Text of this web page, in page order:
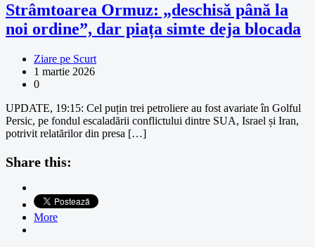
Strâmtoarea Ormuz: „deschisă până la
noi ordine”, dar piața simte deja blocada
Ziare pe Scurt
1 martie 2026
0
UPDATE, 19:15: Cel puțin trei petroliere au fost avariate în Golful
Persic, pe fondul escaladării conflictului dintre SUA, Israel și Iran,
potrivit relatărilor din presa […]
Share this:
More